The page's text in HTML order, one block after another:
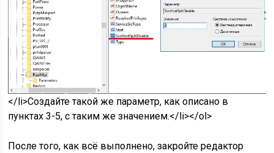
</li>Создайте такой же параметр, как описано в
пунктах 3-5, с таким же значением.</li></ol>
После того, как всё выполнено, закройте редактор